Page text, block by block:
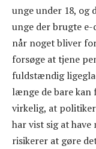
unge under 18, og
unge der brugte
når noget bliver
forsøge at tjene
fuldstændig
længe de bare kan
virkelig, at
har vist sig at
risikerer at gøre